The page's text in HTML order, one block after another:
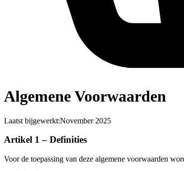
Algemene Voorwaarden
Laatst bijgewerkt:November 2025
Artikel 1 – Definities
Voor de toepassing van deze algemene voorwaarden